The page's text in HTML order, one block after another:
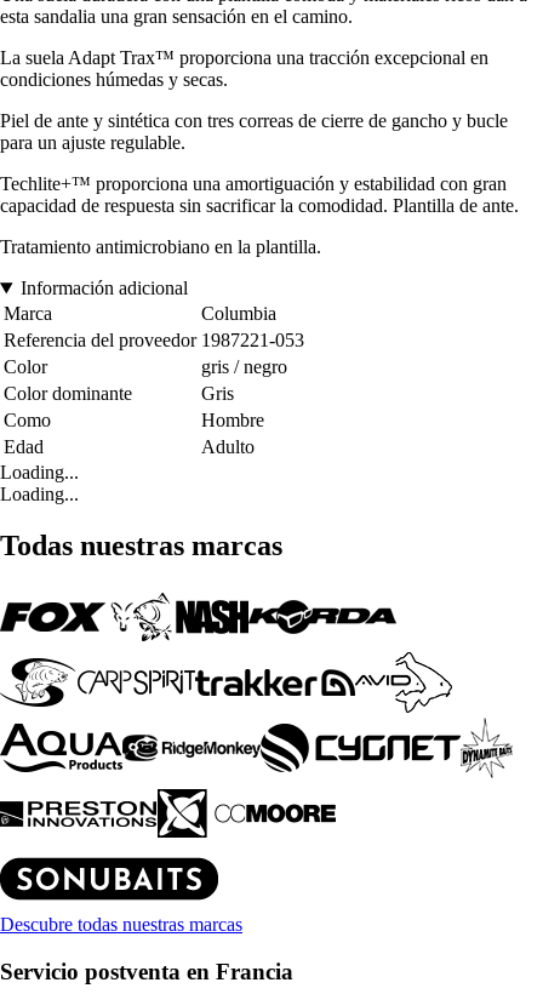
esta sandalia una gran sensación en el camino.
La suela Adapt Trax™️ proporciona una tracción excepcional en
condiciones húmedas y secas.
Piel de ante y sintética con tres correas de cierre de gancho y bucle
para un ajuste regulable.
Techlite+™ proporciona una amortiguación y estabilidad con gran
capacidad de respuesta sin sacrificar la comodidad. Plantilla de ante.
Tratamiento antimicrobiano en la plantilla.
Información adicional
Marca
Columbia
Referencia del proveedor 1987221-053
Color
gris / negro
Color dominante
Gris
Como
Hombre
Edad
Adulto
Loading...
Loading...
Todas nuestras marcas
Descubre todas nuestras marcas
Servicio postventa en Francia